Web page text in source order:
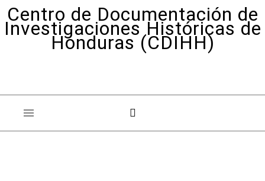
Centro de Documentación de
Investigaciones Históricas de
Honduras (CDIHH)